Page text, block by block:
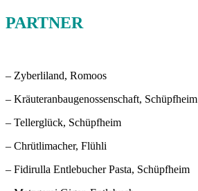
PARTNER
– Zyberliland, Romoos
– Kräuteranbaugenossenschaft, Schüpfheim
– Tellerglück, Schüpfheim
– Chrütlimacher, Flühli
– Fidirulla Entlebucher Pasta, Schüpfheim